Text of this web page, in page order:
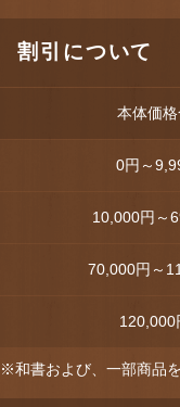
割引について
本体価
0円～
10,000円～
70,000円～
120,000
※和書および、一部商品